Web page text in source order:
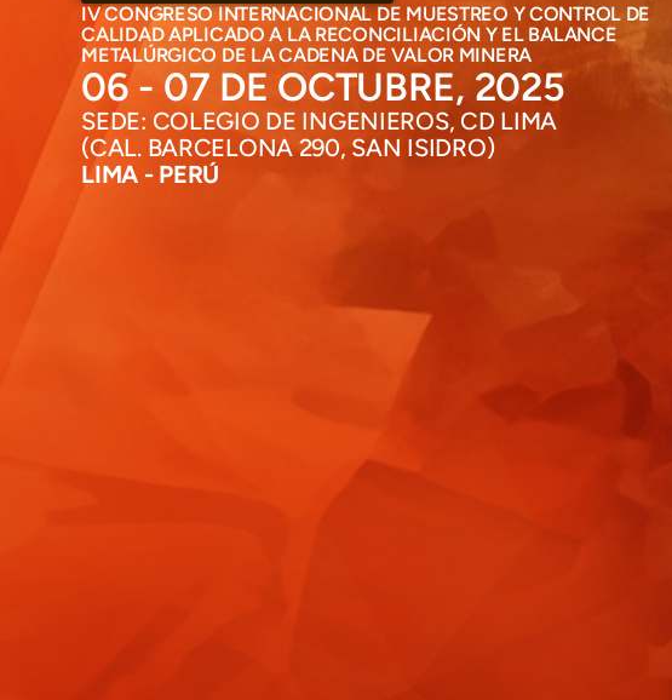
IV CONGRESO INTERNACIONAL DE MUESTREO Y CONTROL DE
CALIDAD APLICADO A LA RECONCILIACIÓN Y EL BALANCE
METALÚRGICO DE LA CADENA DE VALOR MINERA
06 - 07 DE OCTUBRE, 2025
SEDE: COLEGIO DE INGENIEROS, CD LIMA
(CAL. BARCELONA 290, SAN ISIDRO)
LIMA - PERÚ